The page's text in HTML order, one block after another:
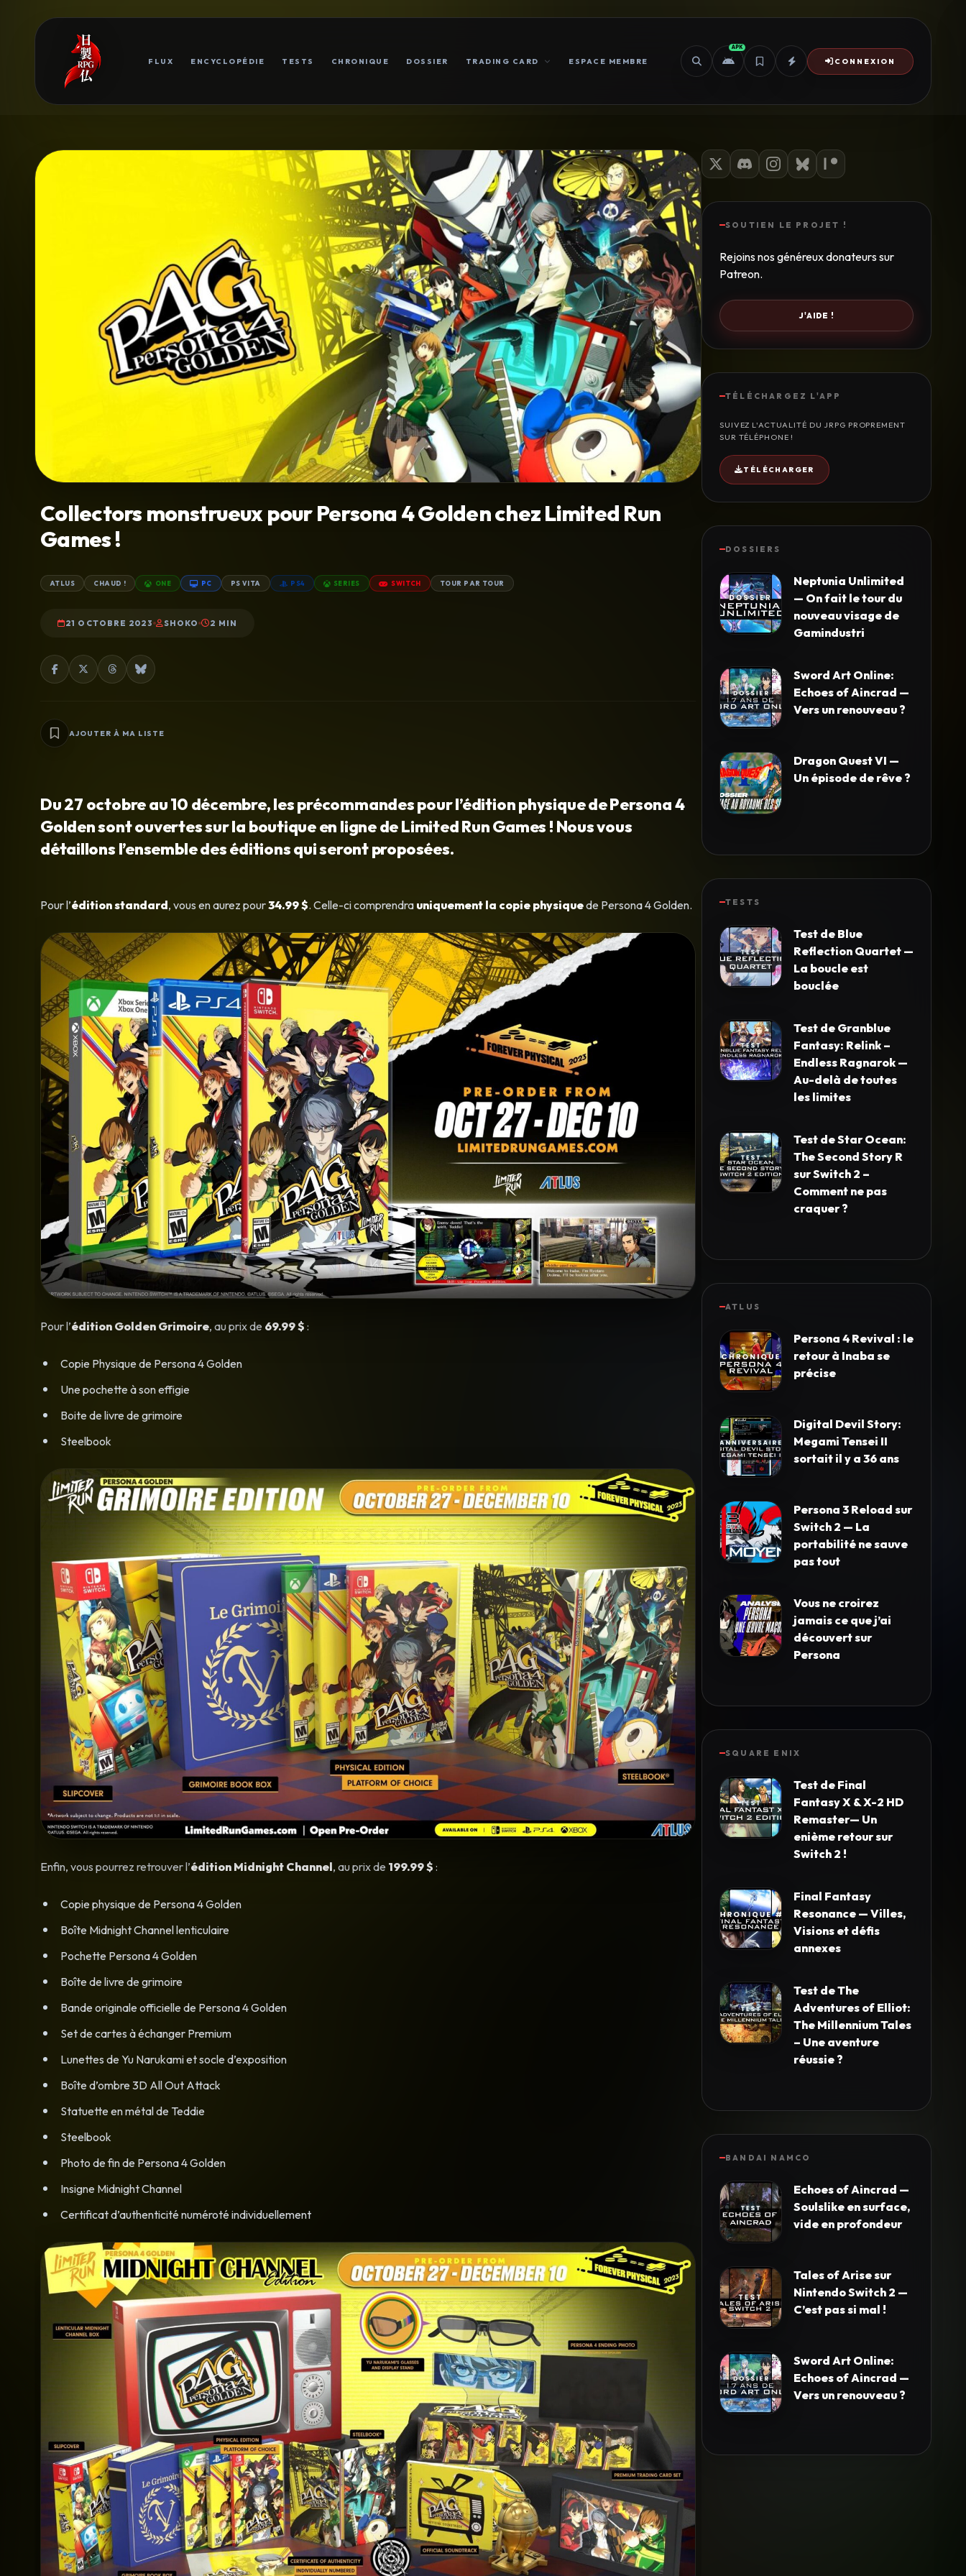
FLUX ENCYCLOPÉDIE TESTS CHRONIQUE DOSSIER TRADING CARD ESPACE MEMBRE
APK
CONNEXION
Collectors monstrueux pour Persona 4 Golden chez Limited Run
Games !
ATLUS CHAUD ! ONE PC PS VITA PS4 SERIES SWITCH TOUR PAR TOUR
21 OCTOBRE 2023 SHOKO 2 MIN
AJOUTER À MA LISTE
Du 27 octobre au 10 décembre, les précommandes pour l’édition physique de Persona 4
Golden sont ouvertes sur la boutique en ligne de Limited Run Games ! Nous vous
détaillons l’ensemble des éditions qui seront proposées.
Pour l’édition standard, vous en aurez pour34.99 $. Celle-ci comprendra uniquement la copie physiquede Persona 4 Golden.
Pour l’édition Golden Grimoire, au prix de 69.99 $ :
Copie Physique de Persona 4 Golden
Une pochette à son effigie
Boite de livre de grimoire
Steelbook
Enfin, vous pourrez retrouver l’édition Midnight Channel, au prix de 199.99 $ :
Copie physique de Persona 4 Golden
Boîte Midnight Channel lenticulaire
Pochette Persona 4 Golden
Boîte de livre de grimoire
Bande originale officielle de Persona 4 Golden
Set de cartes à échanger Premium
Lunettes de Yu Narukami et socle d’exposition
Boîte d’ombre 3D All Out Attack
Statuette en métal de Teddie
Steelbook
Photo de fin de Persona 4 Golden
Insigne Midnight Channel
Certificat d’authenticité numéroté individuellement
SOUTIEN LE PROJET !
Rejoins nos généreux donateurs sur
Patreon.
J'AIDE !
TÉLÉCHARGEZ L'APP
SUIVEZ L'ACTUALITÉ DU JRPG PROPREMENT
SUR TÉLÉPHONE !
TÉLÉCHARGER
DOSSIERS
Neptunia Unlimited
— On fait le tour du
nouveau visage de
Gamindustri
Sword Art Online:
Echoes of Aincrad —
Vers un renouveau ?
Dragon Quest VI —
Un épisode de rêve ?
TESTS
Test de Blue
Reflection Quartet —
La boucle est
bouclée
Test de Granblue
Fantasy: Relink –
Endless Ragnarok —
Au-delà de toutes
les limites
Test de Star Ocean:
The Second Story R
sur Switch 2 –
Comment ne pas
craquer ?
ATLUS
Persona 4 Revival : le
retour à Inaba se
précise
Digital Devil Story:
Megami Tensei II
sortait il y a 36 ans
Persona 3 Reload sur
Switch 2 — La
portabilité ne sauve
pas tout
Vous ne croirez
jamais ce que j’ai
découvert sur
Persona
SQUARE ENIX
Test de Final
Fantasy X & X-2 HD
Remaster— Un
enième retour sur
Switch 2 !
Final Fantasy
Resonance — Villes,
Visions et défis
annexes
Test de The
Adventures of Elliot:
The Millennium Tales
– Une aventure
réussie ?
BANDAI NAMCO
Echoes of Aincrad —
Soulslike en surface,
vide en profondeur
Tales of Arise sur
Nintendo Switch 2 —
C’est pas si mal !
Sword Art Online:
Echoes of Aincrad —
Vers un renouveau ?